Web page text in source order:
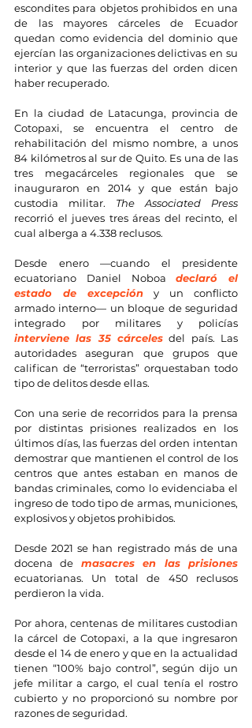
escondites para objetos prohibidos en una
de las mayores cárceles de Ecuador
quedan como evidencia del dominio que
ejercían las organizaciones delictivas en su
interior y que las fuerzas del orden dicen
haber recuperado.
En la ciudad de Latacunga, provincia de
Cotopaxi, se encuentra el centro de
rehabilitación del mismo nombre, a unos
84 kilómetros al sur de Quito. Es una de las
tres megacárceles regionales que se
inauguraron en 2014 y que están bajo
custodia militar. The Associated Press
recorrió el jueves tres áreas del recinto, el
cual alberga a 4.338 reclusos.
Desde enero —cuando el presidente
ecuatoriano Daniel Noboa declaró el
estado de excepción y un conflicto
armado interno— un bloque de seguridad
interviene las 35 cárceles del país. Las
autoridades aseguran que grupos que
califican de “terroristas” orquestaban todo
tipo de delitos desde ellas.
Con una serie de recorridos para la prensa
por distintas prisiones realizados en los
últimos días, las fuerzas del orden intentan
demostrar que mantienen el control de los
centros que antes estaban en manos de
bandas criminales, como lo evidenciaba el
ingreso de todo tipo de armas, municiones,
explosivos y objetos prohibidos.
Desde 2021 se han registrado más de una
docena de masacres en las prisiones
ecuatorianas. Un total de 450 reclusos
perdieron la vida.
Por ahora, centenas de militares custodian
la cárcel de Cotopaxi, a la que ingresaron
desde el 14 de enero y que en la actualidad
tienen “100% bajo control”, según dijo un
jefe militar a cargo, el cual tenía el rostro
cubierto y no proporcionó su nombre por
razones de seguridad.